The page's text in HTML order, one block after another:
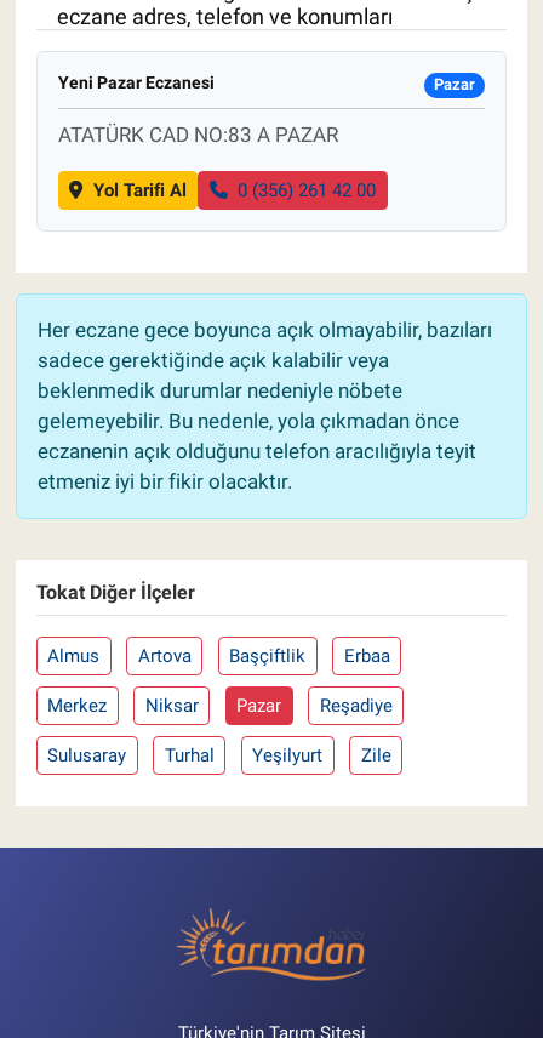
eczane adres, telefon ve konumları
Yeni Pazar Eczanesi Pazar
ATATÜRK CAD NO:83 A PAZAR
Yol Tarifi Al 0 (356) 261 42 00
Her eczane gece boyunca açık olmayabilir, bazıları
sadece gerektiğinde açık kalabilir veya
beklenmedik durumlar nedeniyle nöbete
gelemeyebilir. Bu nedenle, yola çıkmadan önce
eczanenin açık olduğunu telefon aracılığıyla teyit
etmeniz iyi bir fikir olacaktır.
Tokat Diğer İlçeler
Almus Artova Başçiftlik Erbaa
Merkez Niksar Pazar Reşadiye
Sulusaray Turhal Yeşilyurt Zile
Türkiye'nin Tarım Sitesi
Et fiyatları
Tarım Bilgisi
Yetiştirici Soruyor
Dünyada Tarım
Üretici Birlikleri
Şeker ve Şekerli Mamüller
Tahıllar ve Baklagiller